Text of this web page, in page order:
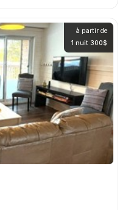
à partir de
1 nuit 300$